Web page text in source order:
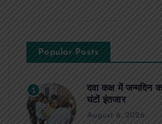
Popular Posts
1
दवा कक्ष में जन्मदिन
घंटों इंतजार
August 6, 2026